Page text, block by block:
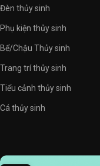
Đèn thủy sinh
Phụ kiện thủy sinh
Bể/Chậu Thủy sinh
Trang trí thủy sinh
Tiểu cảnh thủy sinh
Cá thủy sinh